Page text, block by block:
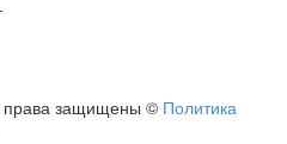
права защищены © Политика